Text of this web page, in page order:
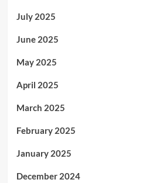
July 2025
June 2025
May 2025
April 2025
March 2025
February 2025
January 2025
December 2024